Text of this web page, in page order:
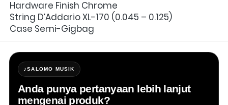
Hardware Finish Chrome
String D’Addario XL-170 (0.045 – 0.125)
Case Semi-Gigbag
♪SALOMO MUSIK
Anda punya pertanyaan lebih lanjut
mengenai produk?